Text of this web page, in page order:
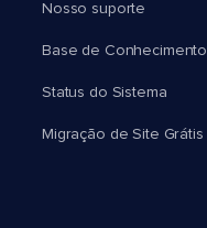
Nosso suporte
Base de Conhecimento
Status do Sistema
Migração de Site Grátis